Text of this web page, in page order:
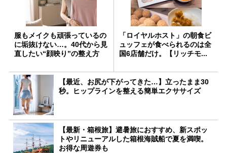
服もメイクも頑張っているの
に垢抜けない…。40代から見
直したい“顔映り”の整え方
「ロイヤルホスト」の朝食ビ
ュッフェが食べられるのは全
国6店舗だけ。【リッチモ...
【最近、お尻が下がってきた…】立ったまま30
秒。ヒップラインを整える簡単エクササイズ
【最新・箱根旅】避暑旅におすすめ、新スポッ
トやリニューアルした箱根海賊船で夏を満喫。
お得な周遊券も